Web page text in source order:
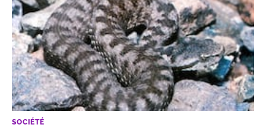
SOCIÉTÉ